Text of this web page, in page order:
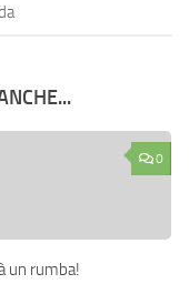
0
un rumba!